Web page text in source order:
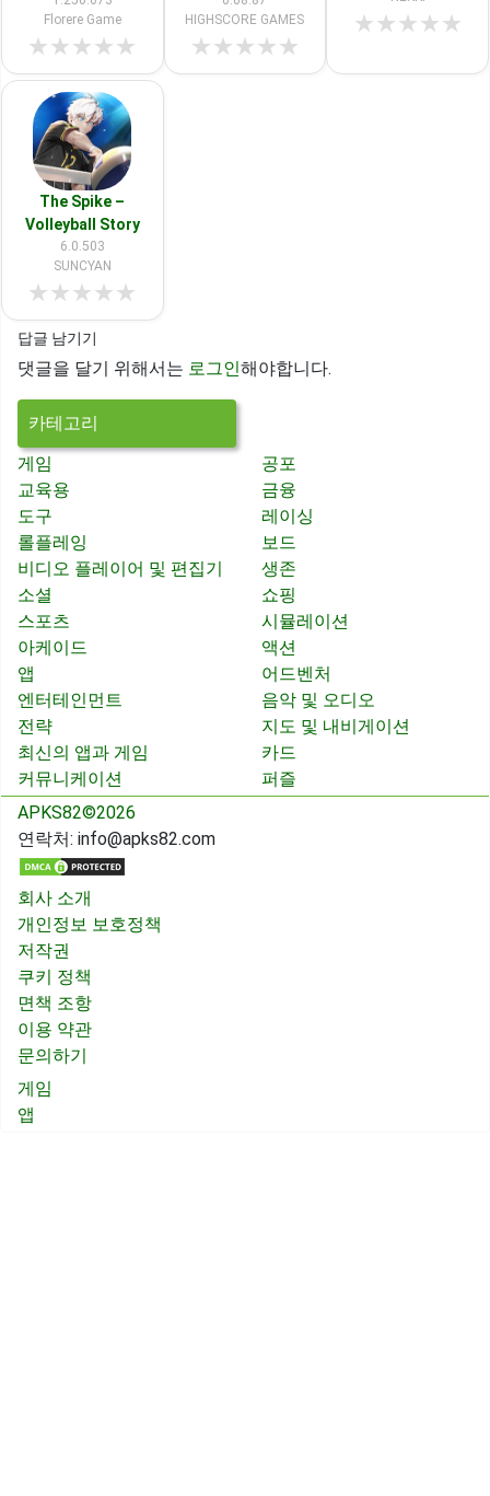
Florere Game
★★★★★
HIGHSCORE GAMES
★★★★★
★★★★★
The Spike –
Volleyball Story
6.0.503
SUNCYAN
★★★★★
답글 남기기
댓글을 달기 위해서는 로그인해야합니다.
카테고리
게임
공포
교육용
금융
도구
레이싱
롤플레잉
보드
비디오 플레이어 및 편집기
생존
소셜
쇼핑
스포츠
시뮬레이션
아케이드
액션
앱
어드벤처
엔터테인먼트
음악 및 오디오
전략
지도 및 내비게이션
최신의 앱과 게임
카드
커뮤니케이션
퍼즐
APKS82©2026
연락처: info@apks82.com
회사 소개
개인정보 보호정책
저작권
쿠키 정책
면책 조항
이용 약관
문의하기
게임
앱